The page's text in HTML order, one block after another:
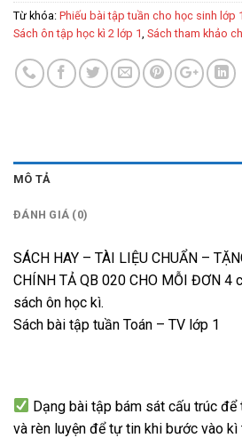
Từ khóa: Phiếu bài tập tuần cho học sinh lớp 1
Sách ôn tập học kì 2 lớp 1 Sách tham khảo
MÔ TẢ
ĐÁNH GIÁ (0)
SÁCH HAY – TÀI LIỆU CHUẨN –
CHÍNH TẢ QB 020 CHO MỖI ĐƠN 4
sách ôn học kì.
Sách bài tập tuần Toán – TV lớp 1
Dạng bài tập bám sát cấu trúc
và rèn luyện để tự tin khi bước vào kì